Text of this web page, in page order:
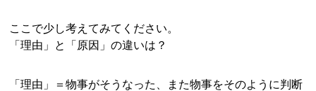
ここで少し考えてみてください。
「理由」と「原因」の違いは？
「理由」＝物事がそうなった、また物事をそのように判断